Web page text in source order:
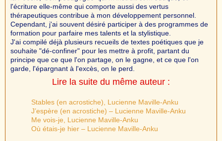
l'écriture elle-même qui comporte aussi des vertus
thérapeutiques contribue à mon développement personnel.
Cependant, j'ai souvent désiré participer à des programmes de
formation pour parfaire mes talents et la stylistique.
J'ai compilé déjà plusieurs recueils de textes poétiques que je
souhaite "dé-confiner" pour les mettre à profit, partant du
principe que ce que l'on partage, on le gagne, et ce que l'on
garde, l'épargnant à l'excès, on le perd.
Lire la suite du même auteur :
Stables (en acrostiche), Lucienne Maville-Anku
J’espère (en acrostiche) – Lucienne Maville-Anku
Me vois-je, Lucienne Maville-Anku
Où étais-je hier – Lucienne Maville-Anku